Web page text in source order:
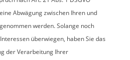
Abwägung zwischen Ihren und
werden. Solange noch
überwiegen, haben Sie das
der Verarbeitung Ihrer